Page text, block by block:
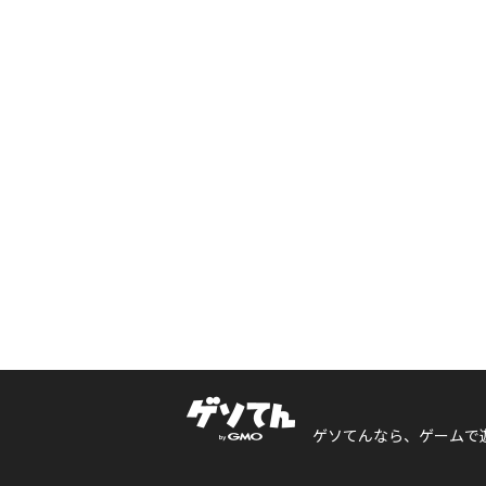
ゲソてんなら、ゲームで